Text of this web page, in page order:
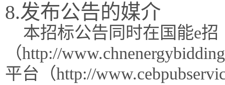
8.发布公告的媒介
本招标公告同时在国能e招
（http://
平台（http://